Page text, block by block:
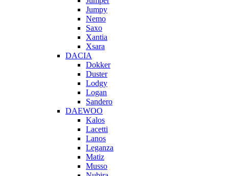
Jumpy
Nemo
Saxo
Xantia
Xsara
DACIA
Dokker
Duster
Lodgy
Logan
Sandero
DAEWOO
Kalos
Lacetti
Lanos
Leganza
Matiz
Musso